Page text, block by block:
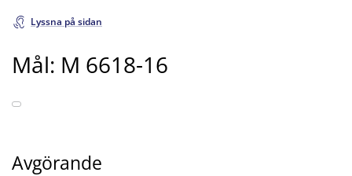
Lyssna på sidan
Mål: M 6618-16
Avgörande